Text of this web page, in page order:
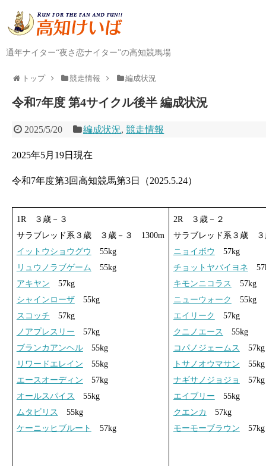
通年ナイター“夜さ恋ナイター”の高知競馬場
トップ 競走情報 編成状況
令和7年度 第4サイクル後半 編成状況
2025/5/20 編成状況,競走情報
2025年5月19日現在
令和7年度第3回高知競馬第3日（2025.5.24）
1R ３歳－３
サラブレッド系３歳 ３歳－３ 1300m
イットウショウグウ
55kg
リュウノラブゲーム 55kg
アキヤン 57kg
シャインローザ55kg
スコッチ 57kg
ノアプレスリー 57kg
ブランカアンヘル55kg
リワードエレイン 55kg
エースオーディン 57kg
オールスパイス
55kg
ムタビリス
55kg
ケーニッヒブルート
57kg
2R ３歳－２
サラブレッド系３歳
ニョイボウ
57kg
チョットヤバイヨネ
キモンニコラス
57kg
ニューウォーク
55kg
エイリーク
57kg
クニノエース
55kg
コパノジェームス
57kg
トサノオウマサン 55kg
ナギサノジョジョ
57kg
エイブリー 55kg
クエンカ
57kg
モーモーブラウン 57kg